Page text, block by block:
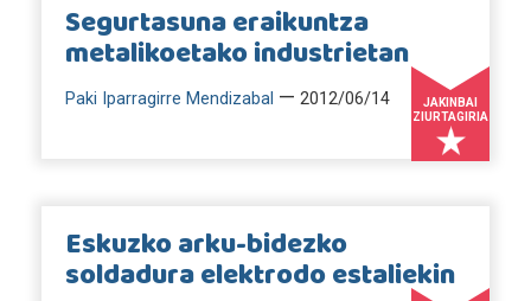
JAKINBAI
ZIURTAGIRIA
Segurtasuna eraikuntza
metalikoetako industrietan
Paki Iparragirre Mendizabal — 2012/06/14
Eskuzko arku-bidezko
soldadura elektrodo estaliekin